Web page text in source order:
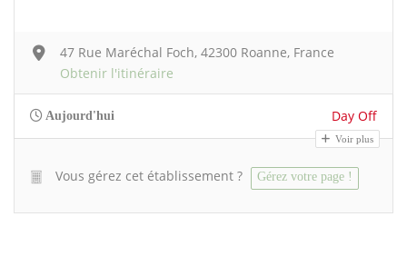
47 Rue Maréchal Foch, 42300 Roanne, France
Obtenir l'itinéraire
Aujourd'hui Day Off
Voir plus
Vous gérez cet établissement ? Gérez votre page !